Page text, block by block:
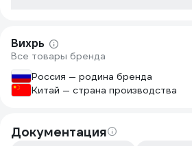
Вихрь
Все товары бренда
Россия — родина бренда
Китай — страна производства
Документация